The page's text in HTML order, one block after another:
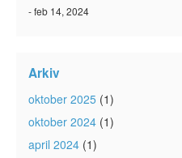
- feb 14, 2024
Arkiv
oktober 2025 (1)
oktober 2024 (1)
april 2024 (1)